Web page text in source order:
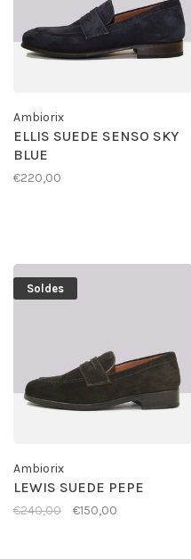
Ambiorix
ELLIS SUEDE SENSO SKY
BLUE
€220,00
Soldes
Ambiorix
LEWIS SUEDE PEPE
€240,00 €150,00